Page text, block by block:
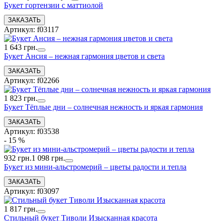
Букет гортензии с маттиолой
Артикул: f03117
1 643 грн.
Букет Ансия – нежная гармония цветов и света
Артикул: f02266
1 823 грн.
Букет Тёплые дни – солнечная нежность и яркая гармония
Артикул: f03538
- 15 %
932 грн.1 098 грн.
Букет из мини-альстромерий – цветы радости и тепла
Артикул: f03097
1 817 грн.
Стильный букет Тиволи Изысканная красота